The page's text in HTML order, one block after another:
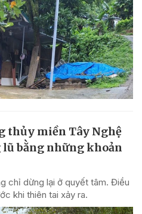
thủy miền Tây Nghệ
bằng những khoản
chỉ dừng lại ở quyết tâm. Điều
khi thiên tai xảy ra.